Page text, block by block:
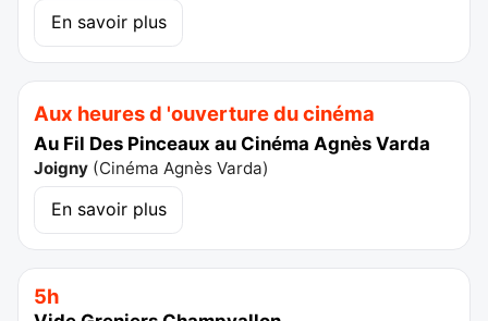
En savoir plus
Aux heures d 'ouverture du cinéma
Au Fil Des Pinceaux au Cinéma Agnès Varda
Joigny (Cinéma Agnès Varda)
En savoir plus
5h